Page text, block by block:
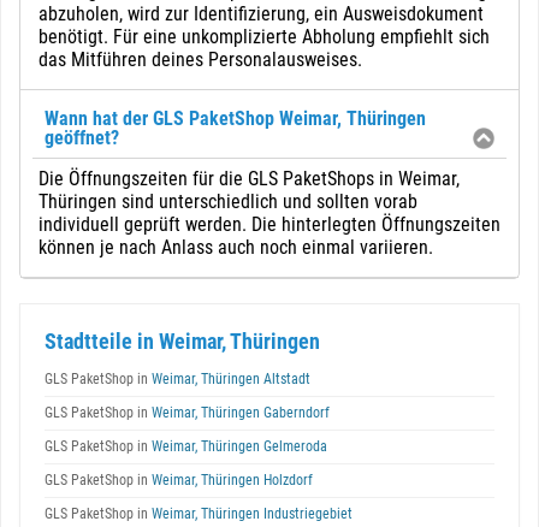
abzuholen, wird zur Identifizierung, ein Ausweisdokument
benötigt. Für eine unkomplizierte Abholung empfiehlt sich
das Mitführen deines Personalausweises.
Wann hat der GLS PaketShop Weimar, Thüringen
geöffnet?
Die Öffnungszeiten für die GLS PaketShops in Weimar,
Thüringen sind unterschiedlich und sollten vorab
individuell geprüft werden. Die hinterlegten Öffnungszeiten
können je nach Anlass auch noch einmal variieren.
Stadtteile in Weimar, Thüringen
GLS PaketShop in Weimar, Thüringen Altstadt
GLS PaketShop in Weimar, Thüringen Gaberndorf
GLS PaketShop in Weimar, Thüringen Gelmeroda
GLS PaketShop in Weimar, Thüringen Holzdorf
GLS PaketShop in Weimar, Thüringen Industriegebiet